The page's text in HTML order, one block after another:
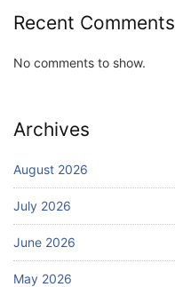
Recent Comments
No comments to show.
Archives
August 2026
July 2026
June 2026
May 2026